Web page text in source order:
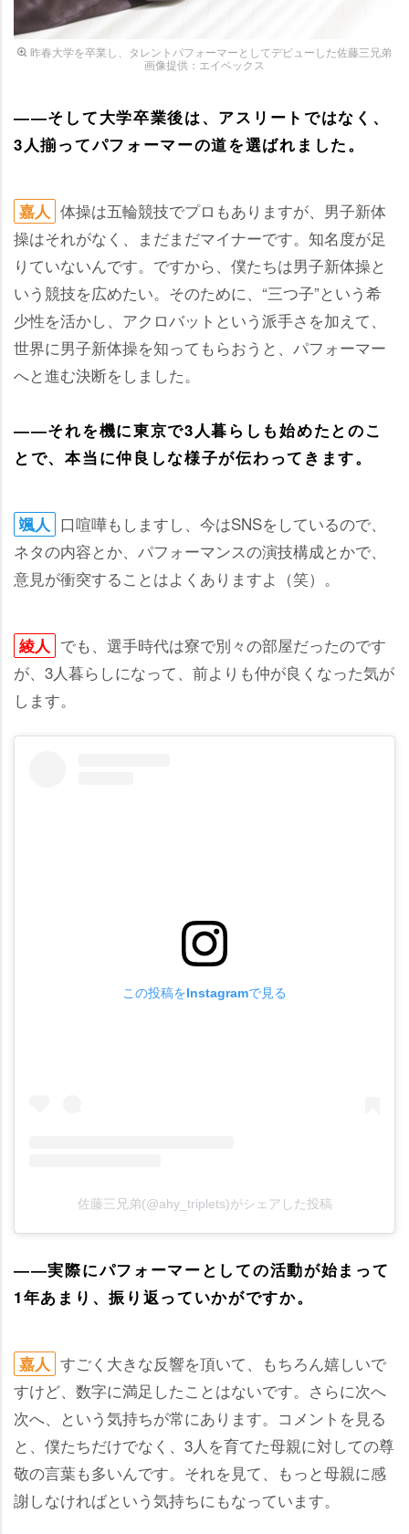
昨春大学を卒業し、タレントパフォーマーとしてデビューした佐藤三兄弟
画像提供：エイベックス
――そして大学卒業後は、アスリートではなく、
3人揃ってパフォーマーの道を選ばれました。
嘉人 体操は五輪競技でプロもありますが、男子新体
操はそれがなく、まだまだマイナーです。知名度が足
りていないんです。ですから、僕たちは男子新体操と
いう競技を広めたい。そのために、“三つ子”という希
少性を活かし、アクロバットという派手さを加えて、
世界に男子新体操を知ってもらおうと、パフォーマー
へと進む決断をしました。
――それを機に東京で3人暮らしも始めたとのこ
とで、本当に仲良しな様子が伝わってきます。
颯人 口喧嘩もしますし、今はSNSをしているので、
ネタの内容とか、パフォーマンスの演技構成とかで、
意見が衝突することはよくありますよ（笑）。
綾人 でも、選手時代は寮で別々の部屋だったのです
が、3人暮らしになって、前よりも仲が良くなった気が
します。
この投稿をInstagramで見る
佐藤三兄弟(@ahy_triplets)がシェアした投稿
――実際にパフォーマーとしての活動が始まって
1年あまり、振り返っていかがですか。
嘉人 すごく大きな反響を頂いて、もちろん嬉しいで
すけど、数字に満足したことはないです。さらに次へ
次へ、という気持ちが常にあります。コメントを見る
と、僕たちだけでなく、3人を育てた母親に対しての尊
敬の言葉も多いんです。それを見て、もっと母親に感
謝しなければという気持ちにもなっています。